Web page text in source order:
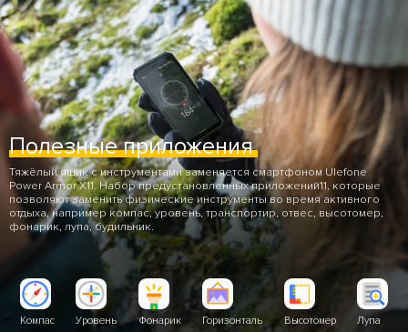
Полезные приложения
Тяжёлый ящик с инструментами заменяется смартфоном Ulefone
Power Armor X11. Набор предустановленных приложений11, которые
позволяют заменить физические инструменты во время активного
отдыха, например компас, уровень, транспортир, отвес, высотомер,
фонарик, лупа, будильник.
Компас Уровень Фонарик Горизонталь Высотомер Лупа